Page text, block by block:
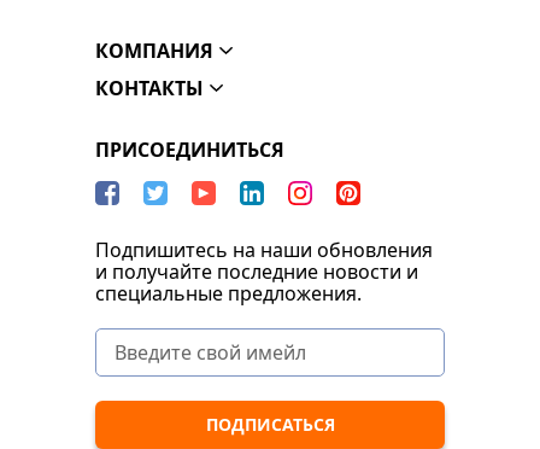
КОМПАНИЯ
КОНТАКТЫ
ПРИСОЕДИНИТЬСЯ
Подпишитесь на наши обновления
и получайте последние новости и
специальные предложения.